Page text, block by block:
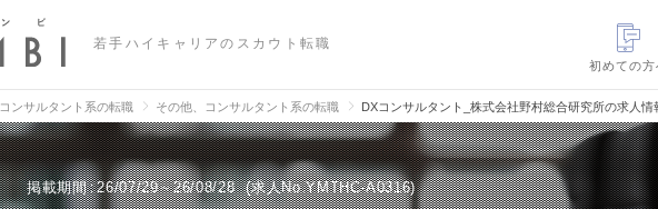
若手ハイキャリアのスカウト転職
初めての方
コンサルタント系の転職 その他、コンサルタント系の転職 DXコンサルタント_株式会社野村総合研究所の求人情
掲載期間 26/07/29～26/08/28 求人No.YMTHC-A0316